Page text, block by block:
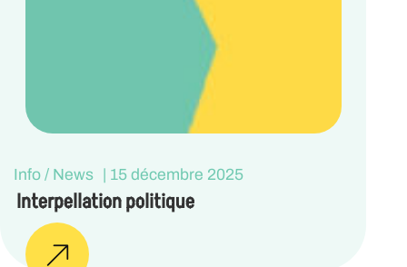
Info / News | 15 décembre 2025
Interpellation politique